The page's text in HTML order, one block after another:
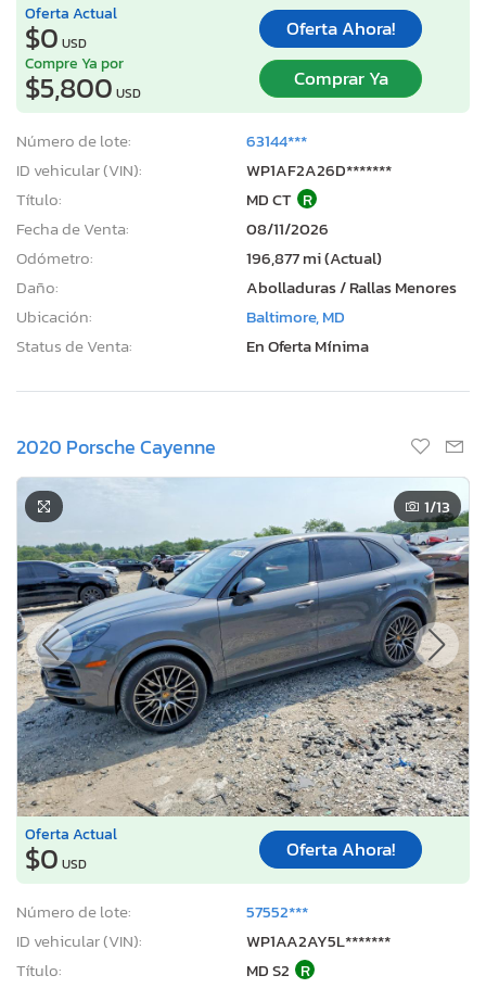
Oferta Actual
$0 USD
Oferta Ahora!
Compre Ya por
$5,800 USD
Comprar Ya
Número de lote:
63144***
ID vehicular (VIN):
WP1AF2A26D*******
Título:
MD CT R
Fecha de Venta:
08/11/2026
Odómetro:
196,877 mi (Actual)
Daño:
Abolladuras / Rallas Menores
Ubicación:
Baltimore, MD
Status de Venta:
En Oferta Mínima
2020 Porsche Cayenne
1/13
Oferta Actual
$0 USD
Oferta Ahora!
Número de lote:
57552***
ID vehicular (VIN):
WP1AA2AY5L*******
Título:
MD S2 R